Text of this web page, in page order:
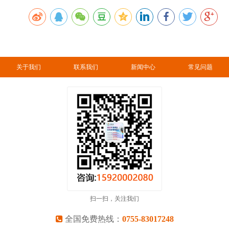
关于我们 联系我们 新闻中心 常见问题
扫一扫，关注我们
全国免费热线： 0755-83017248